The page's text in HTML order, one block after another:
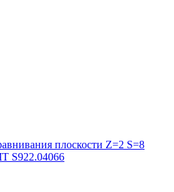
плоскости Z=2 S=8
S922.04066